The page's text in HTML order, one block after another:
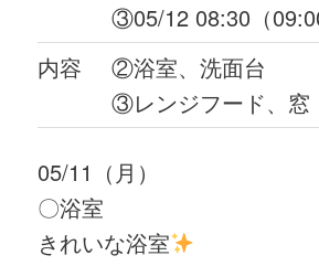
③05/12 08:30（
内容
②浴室、洗面台
③レンジフード、窓
05/11（月）
〇浴室
きれいな浴室